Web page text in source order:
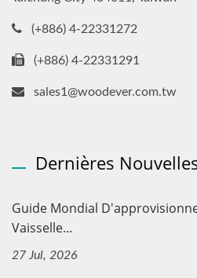
(+886) 4-22331272
(+886) 4-22331291
sales1@woodever.com.tw
Dernières
Guide Mondial
Vaisselle...
27 Jul, 2026